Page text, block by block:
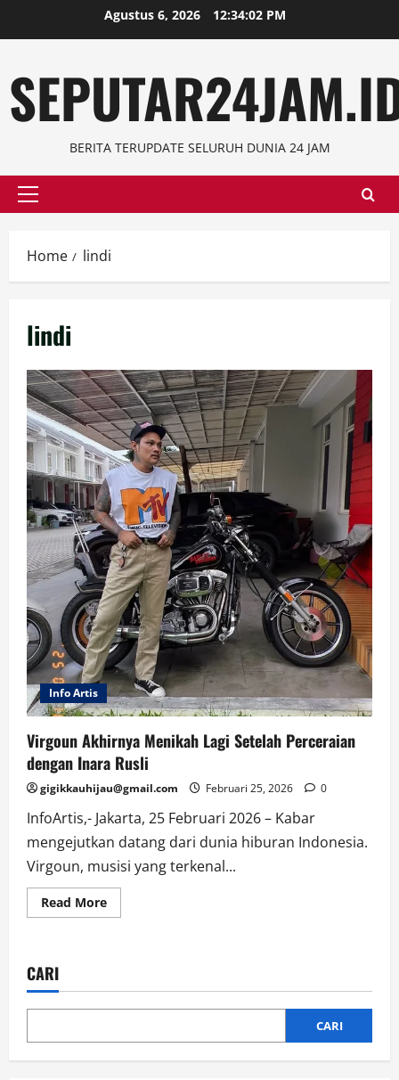
to
Agustus 6, 2026 12:34:03 PM
BERITA TERUPDATE SELURUH DUNIA 24 JAM
Primary
Home lindi
lindi
Info Artis
Virgoun Akhirnya Menikah Lagi Setelah Perceraian
dengan Inara Rusli
gigikkauhijau@gmail.com Februari 25, 2026 0
InfoArtis,- Jakarta, 25 Februari 2026 – Kabar
mengejutkan datang dari dunia hiburan Indonesia.
Virgoun, musisi yang terkenal...
Read MoreRead
more
Setelah
dengan
Rusli
CARI
CARI